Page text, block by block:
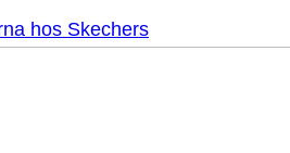
hos Skechers